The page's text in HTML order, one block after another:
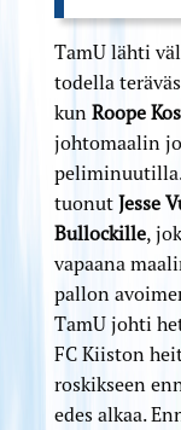
TamU lähti
todella
kun Roope
johtomaalin
peliminuutilla.
tuonut Jesse
Bullockille,
vapaana
pallon
TamU johti
FC Kiiston
roskikseen
edes alkaa.